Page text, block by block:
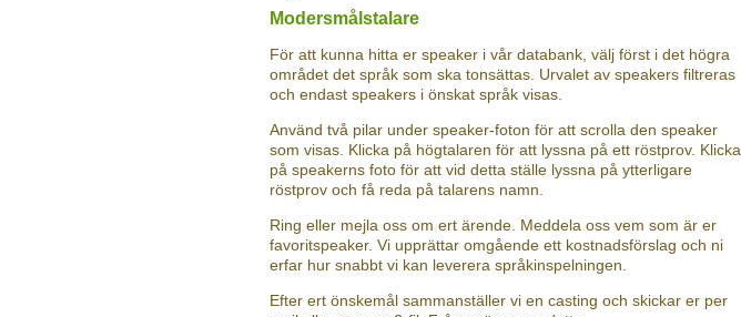
Modersmålstalare
För att kunna hitta er speaker i vår databank, välj först i det högra
området det språk som ska tonsättas. Urvalet av speakers filtreras
och endast speakers i önskat språk visas.
Använd två pilar under speaker-foton för att scrolla den speaker
som visas. Klicka på högtalaren för att lyssna på ett röstprov. Klicka
på speakerns foto för att vid detta ställe lyssna på ytterligare
röstprov och få reda på talarens namn.
Ring eller mejla oss om ert ärende. Meddela oss vem som är er
favoritspeaker. Vi upprättar omgående ett kostnadsförslag och ni
erfar hur snabbt vi kan leverera språkinspelningen.
Efter ert önskemål sammanställer vi en casting och skickar er per